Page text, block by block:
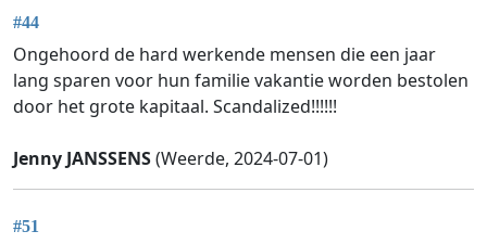
#44
Ongehoord de hard werkende mensen die een jaar
lang sparen voor hun familie vakantie worden bestolen
door het grote kapitaal. Scandalized!!!!!!
Jenny JANSSENS(Weerde, 2024-07-01)
#51